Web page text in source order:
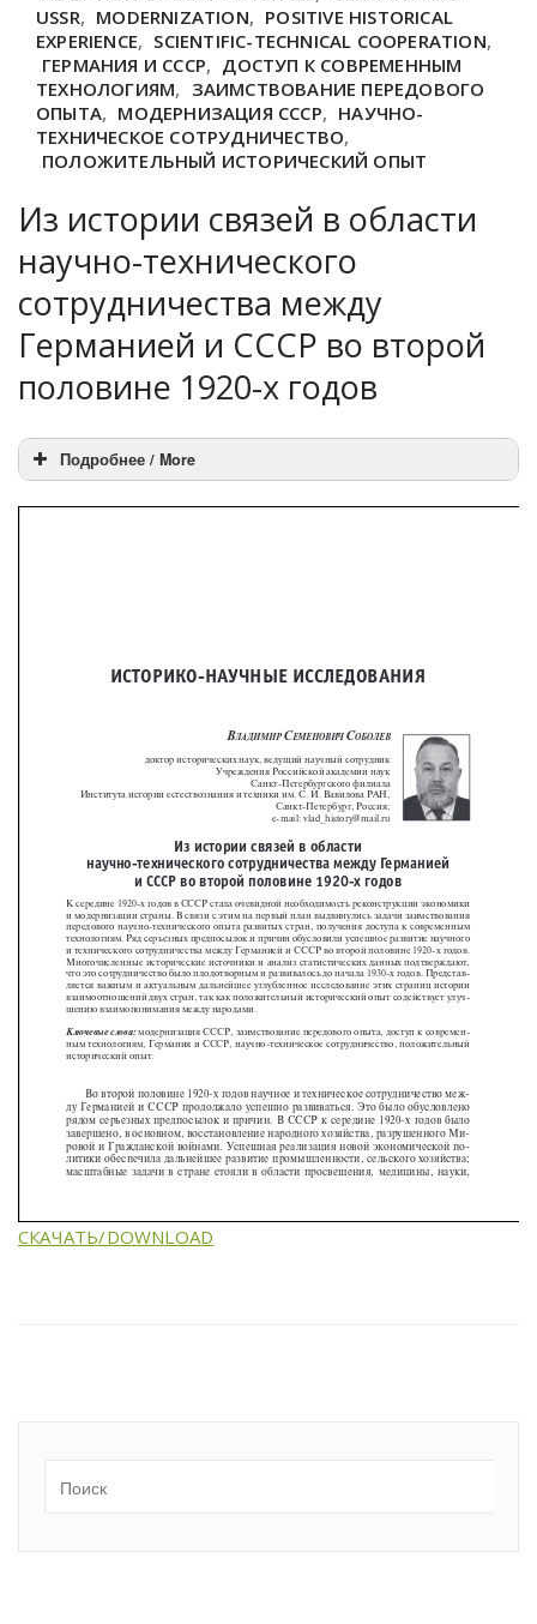
USSR, MODERNIZATION, POSITIVE HISTORICAL
EXPERIENCE, SCIENTIFIC-TECHNICAL COOPERATION,
ГЕРМАНИЯ И СССР, ДОСТУП К СОВРЕМЕННЫМ
ТЕХНОЛОГИЯМ, ЗАИМСТВОВАНИЕ ПЕРЕДОВОГО
ОПЫТА, МОДЕРНИЗАЦИЯ СССР, НАУЧНО-
ТЕХНИЧЕСКОЕ СОТРУДНИЧЕСТВО,
ПОЛОЖИТЕЛЬНЫЙ ИСТОРИЧЕСКИЙ ОПЫТ
Из истории связей в области
научно-технического
сотрудничества между
Германией и СССР во второй
половине 1920-х годов
Подробнее / More
СКАЧАТЬ/DOWNLOAD